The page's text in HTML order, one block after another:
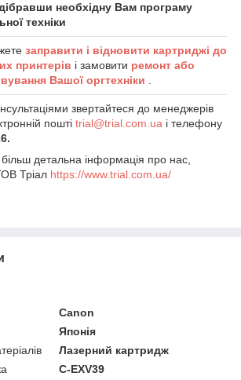
необхідну Вам програму
техніки
заправити і відновити картриджі до
принтерів і замовити ремонт або
Вашої оргтехніки .
звертайтеся до менеджерів
пошті trial@trial.com.ua і телефону
детальна інформація про нас,
Тріал https://www.trial.com.ua/
Canon
Японія
Лазерний картридж
C-EXV39